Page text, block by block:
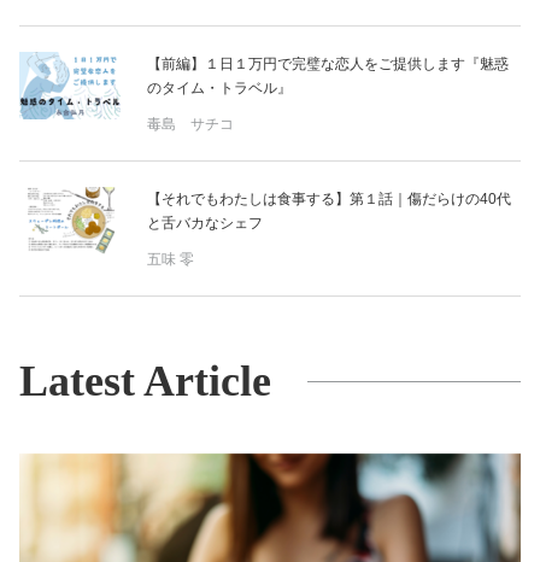
【前編】１日１万円で完璧な恋人をご提供します『魅惑
のタイム・トラベル』
毒島 サチコ
【それでもわたしは食事する】第１話｜傷だらけの40代
と舌バカなシェフ
五味 零
Latest Article